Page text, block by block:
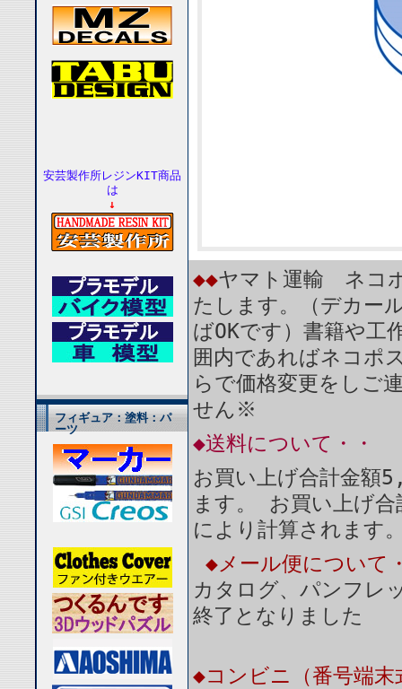
安芸製作所レジンKIT商品
は
↓
フィギュア：塗料：パ
ーツ
◆◆ヤマト運輸 ネコ
たします。（デカー
ばOKです）書籍や工
囲内であればネコポ
らで価格変更をしご
せん※
◆送料について・・
お買い上げ合計金額
ます。 お買い上げ
により計算されます
◆メール便について
カタログ、パンフレ
終了となりました
◆コンビニ（番号端末